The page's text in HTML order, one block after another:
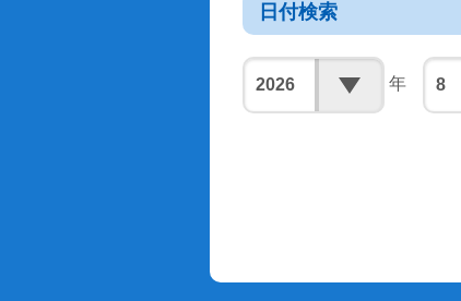
日付検索
年